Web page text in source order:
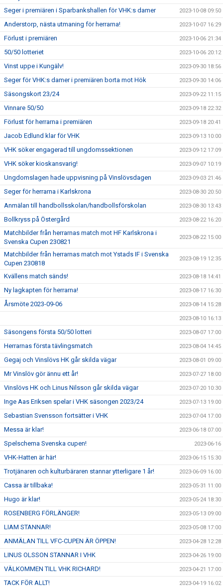
Seger i premiären i Sparbankshallen för VHK:s damer
2023-10-08 09:50
Anderstorp, nästa utmaning för herrarna! 2023-10-07 16:29
Förlust i premiären 2023-10-06 21:34
50/50 lotteriet 2023-10-06 20:12
Vinst uppe i Kungälv! 2023-09-30 18:56
Seger för VHK:s damer i premiären borta mot Hök 2023-09-30 14:06
Säsongskort 23/24 2023-09-22 11:15
Vinnare 50/50 2023-09-18 22:32
Förlust för herrarna i premiären 2023-09-18 20:41
Jacob Edlund klar för VHK 2023-09-13 10:00
VHK söker engagerad till ungdomssektionen 2023-09-12 17:09
VHK söker kioskansvarig! 2023-09-07 10:19
Ungdomslagen hade uppvisning på Vinslövsdagen 2023-09-03 21:46
Seger för herrarna i Karlskrona 2023-08-30 20:50
Anmälan till handbollsskolan/handbollsförskolan 2023-08-30 13:43
Bollkryss på Östergård 2023-08-22 16:20
Matchbilder från herrarnas match mot HF Karlskrona i
Svenska Cupen 230821
2023-08-22 15:00
Matchbilder från herrarnas match mot Ystads IF i Svenska
Cupen 230818
2023-08-19 12:35
Kvällens match sänds! 2023-08-18 14:41
Ny lagkapten för herrarna! 2023-08-17 16:30
Årsmöte 2023-09-06 2023-08-14 15:28
2023-08-10 16:13
Säsongens första 50/50 lotteri 2023-08-07 17:00
Herrarnas första tävlingsmatch 2023-08-04 14:45
Gegaj och Vinslövs HK går skilda vägar 2023-08-01 09:00
Mr Vinslöv gör ännu ett år! 2023-07-27 18:00
Vinslövs HK och Linus Nilsson går skilda vägar 2023-07-20 10:30
Inge Aas Eriksen spelar i VHK säsongen 2023/24 2023-07-13 19:00
Sebastian Svensson fortsätter i VHK 2023-07-04 17:00
Messa är klar! 2023-06-18 07:00
Spelschema Svenska cupen! 2023-06-16
VHK-Hatten är här! 2023-06-15 15:30
Trotjänaren och kulturbäraren stannar ytterligare 1 år! 2023-06-09 16:00
Cassa är tillbaka! 2023-05-31 11:00
Hugo är klar! 2023-05-24 18:30
ROSENBERG FÖRLÄNGER! 2023-05-13 09:00
LIAM STANNAR! 2023-05-08 17:00
ANMÄLAN TILL VFC-CUPEN ÄR ÖPPEN! 2023-04-28 12:28
LINUS OLSSON STANNAR I VHK 2023-04-26 19:00
VÄLKOMMEN TILL VHK RICHARD! 2023-04-21 17:00
TACK FÖR ALLT! 2023-04-19 16:02